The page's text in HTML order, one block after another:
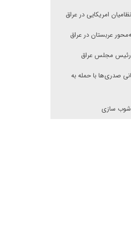
امریکایی در عراق
عربستان در عراق
رئیس مجلس عراق
صدری‌ها با حمله به
سازی